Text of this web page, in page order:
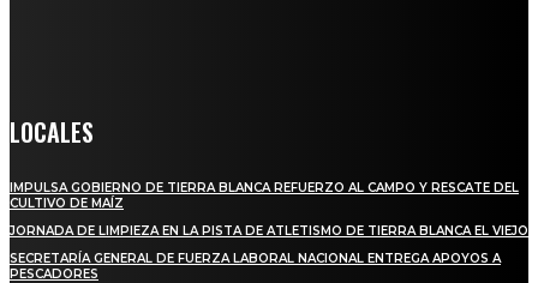
LOCALES
IMPULSA GOBIERNO DE TIERRA BLANCA REFUERZO AL CAMPO Y RESCATE DEL
CULTIVO DE MAÍZ
JORNADA DE LIMPIEZA EN LA PISTA DE ATLETISMO DE TIERRA BLANCA EL VIEJO
SECRETARÍA GENERAL DE FUERZA LABORAL NACIONAL ENTREGA APOYOS A
PESCADORES